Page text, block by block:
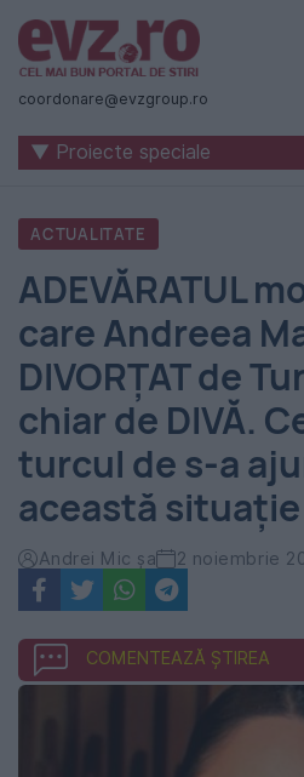
Știri
naționale
internaționale
România
-
Evenimentul
Zilei
coordonare@evzgroup.ro
▼ Proiecte speciale
ACTUALITATE
ADEVĂRATUL
care Andreea
DIVORȚAT de
chiar de DIVĂ.
turcul de s-a
această situație
Andrei Mic şa 2 noiembrie
COMENTEAZĂ ȘTIREA